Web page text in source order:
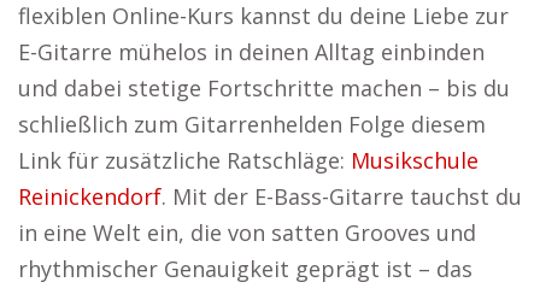
flexiblen Online-Kurs kannst du deine Liebe zur
E-Gitarre mühelos in deinen Alltag einbinden
und dabei stetige Fortschritte machen – bis du
schließlich zum Gitarrenhelden Folge diesem
Link für zusätzliche Ratschläge: Musikschule
Reinickendorf. Mit der E-Bass-Gitarre tauchst du
in eine Welt ein, die von satten Grooves und
rhythmischer Genauigkeit geprägt ist – das